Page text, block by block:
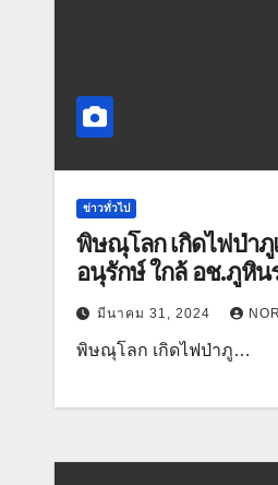
ข่าวทั่วไป
พิษณุโลก เกิดไฟป่าภู
อนุรักษ์ ใกล้ อช.ภูหิน
มีนาคม 31, 2024
พิษณุโลก เกิดไฟป่าภู…